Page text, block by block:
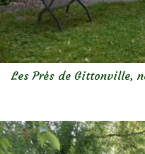
Les Prés de Gittonville,